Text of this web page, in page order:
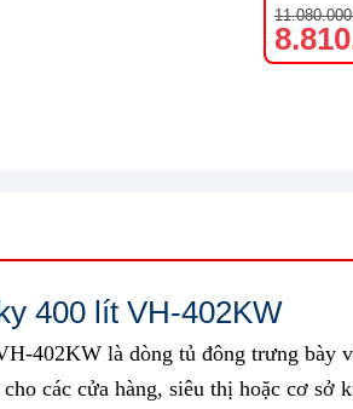
Giá
gốc
là:
Giá
hiện
tại
là:
400 lít VH-402KW
402KW là dòng tủ đông trưng bày
các cửa hàng, siêu thị hoặc cơ sở